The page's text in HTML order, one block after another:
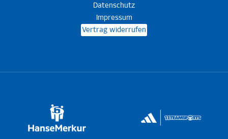
Datenschutz
Impressum
Vertrag widerrufen